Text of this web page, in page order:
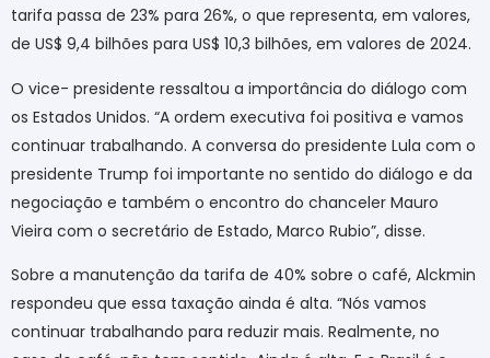
tarifa passa de 23% para 26%, o que representa, em valores,
de US$ 9,4 bilhões para US$ 10,3 bilhões, em valores de 2024.
O vice- presidente ressaltou a importância do diálogo com
os Estados Unidos. “A ordem executiva foi positiva e vamos
continuar trabalhando. A conversa do presidente Lula com o
presidente Trump foi importante no sentido do diálogo e da
negociação e também o encontro do chanceler Mauro
Vieira com o secretário de Estado, Marco Rubio”, disse.
Sobre a manutenção da tarifa de 40% sobre o café, Alckmin
respondeu que essa taxação ainda é alta. “Nós vamos
continuar trabalhando para reduzir mais. Realmente, no